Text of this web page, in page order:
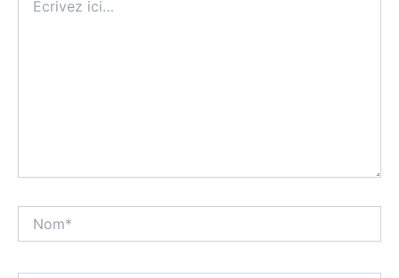
ici…